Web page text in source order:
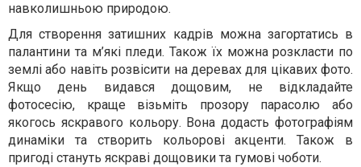
навколишньою природою.
Для створення затишних кадрів можна загортатись в
палантини та м’які пледи. Також їх можна розкласти по
землі або навіть розвісити на деревах для цікавих фото.
Якщо день видався дощовим, не відкладайте
фотосесію, краще візьміть прозору парасолю або
якогось яскравого кольору. Вона додасть фотографіям
динаміки та створить кольорові акценти. Також в
пригоді стануть яскраві дощовики та гумові чоботи.